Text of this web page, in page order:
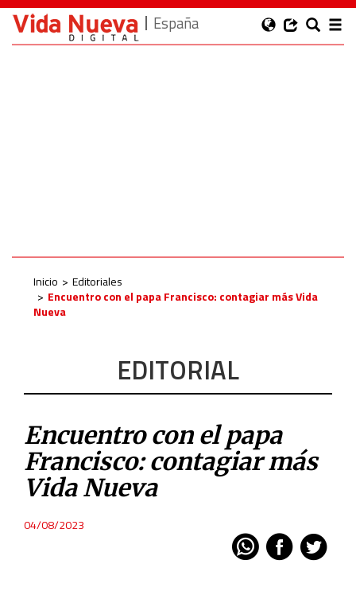
España
Inicio
Editoriales
Encuentro con el papa Francisco: contagiar más Vida
Nueva
EDITORIAL
Encuentro con el papa
Francisco: contagiar más
Vida Nueva
04/08/2023